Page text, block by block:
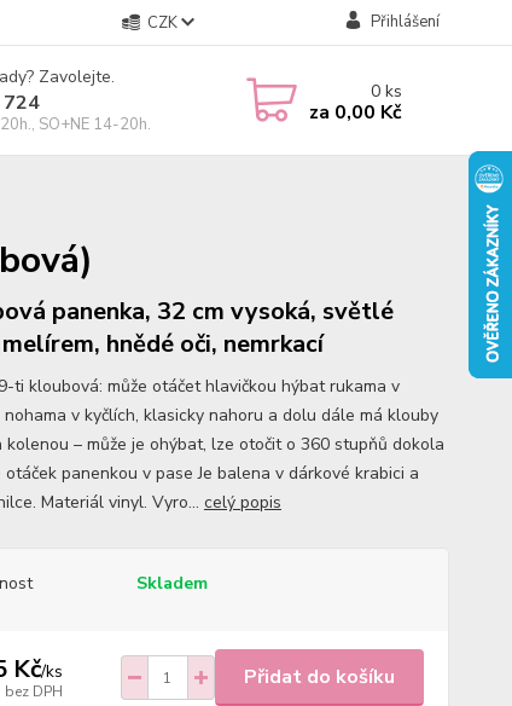
CZK Přihlášení
Zavolejte.
SO+NE 14-20h.
0ks
za 0,00 Kč
panenka, 32 cm vysoká, světlé
hnědé oči, nemrkací
ti kloubová: může otáčet hlavičkou hýbat rukama v
v kyčlích, klasicky nahoru a dolu dále má klouby
kolenou – může je ohýbat, lze otočit o 360 stupňů dokola
otáček panenkou v pase Je balena v dárkové krabici a
Materiál vinyl. Vyro... celý popis
Skladem
Kč/ks
bez DPH
Přidat do košíku